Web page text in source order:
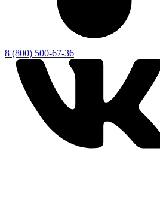
8 (800) 500-67-36